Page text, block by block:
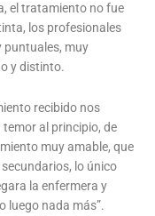
el tratamiento no fue
los profesionales
puntuales, muy
y distinto.
recibido nos
al principio, de
muy amable, que
lo único
la enfermera y
luego nada más”.